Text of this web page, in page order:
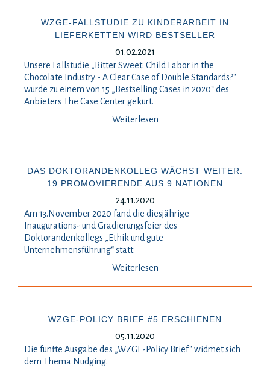
WZGE-FALLSTUDIE ZU KINDERARBEIT IN
LIEFERKETTEN WIRD BESTSELLER
01.02.2021
Unsere Fallstudie „Bitter Sweet: Child Labor in the
Chocolate Industry - A Clear Case of Double Standards?“
wurde zu einem von 15 „Bestselling Cases in 2020“ des
Anbieters The Case Center gekürt.
Weiterlesen
DAS DOKTORANDENKOLLEG WÄCHST WEITER:
19 PROMOVIERENDE AUS 9 NATIONEN
24.11.2020
Am 13.November 2020 fand die diesjährige
Inaugurations- und Gradierungsfeier des
Doktorandenkollegs „Ethik und gute
Unternehmensführung“ statt.
Weiterlesen
WZGE-POLICY BRIEF #5 ERSCHIENEN
05.11.2020
Die fünfte Ausgabe des „WZGE-Policy Brief“ widmet sich
dem Thema Nudging.